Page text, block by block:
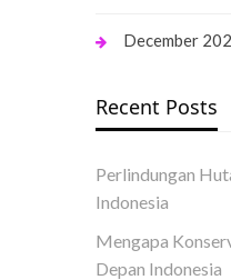
December
Recent Posts
Perlindungan
Indonesia
Mengapa
Depan Indonesia